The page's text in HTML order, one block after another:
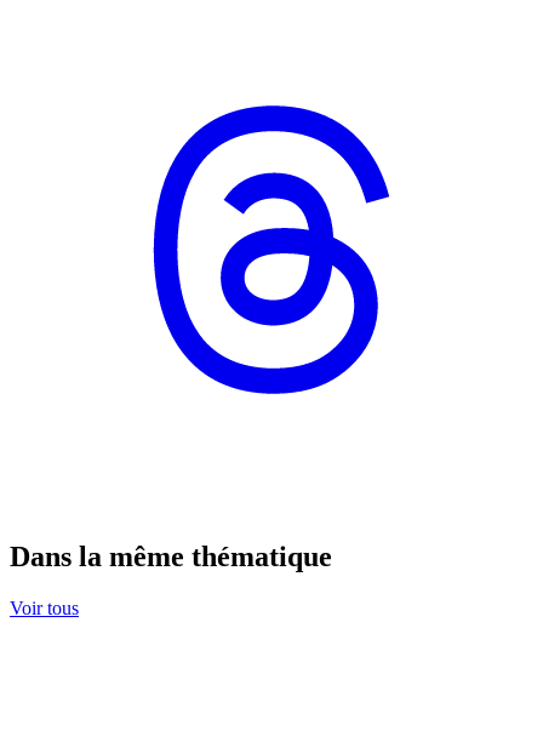
Dans la même thématique
Voir tous